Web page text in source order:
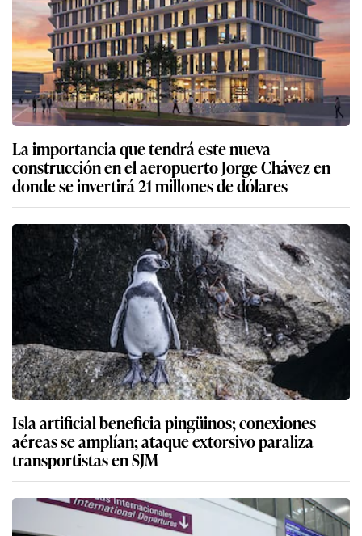
La importancia que tendrá este nueva
construcción en el aeropuerto Jorge Chávez en
donde se invertirá 21 millones de dólares
Isla artificial beneficia pingüinos; conexiones
aéreas se amplían; ataque extorsivo paraliza
transportistas en SJM